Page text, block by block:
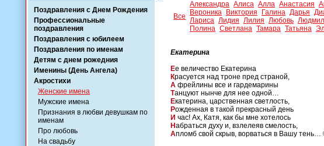
Поздравления с Днем Рождения
Профессиональные
поздравления
Поздравления с юбилеем
Поздравления по именам
Детям с днем рожедния
Именины (День Ангела)
Акростихи
Женские имена
Мужские имена
Признания в любви девушкам по
именам
Про любовь
На свадьбу
Все
Александра Алиса Алла Анастасия
Вероника
Виктория Галина Дарья
Лариса Лидия Лилия Любовь
Полина Светлана Тамара Татьяна
Екатерина
Ее величество Екатерина
Красуется над троне пред страной,
А фрейлины все и гардемарины
Танцуют нынче для нее одной…
Екатерина, царственная светлость,
Рожденная в такой прекрасный день
И час! Ах, Катя, как бы мне хотелось
Набраться духу и, взлелеяв смелость,
Апломб свой скрыв, ворваться в Вашу тень…